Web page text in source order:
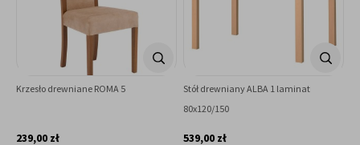
Krzesło drewniane ROMA 5
239,00 zł
Stół drewniany ALBA 1 laminat
80x120/150
539,00 zł